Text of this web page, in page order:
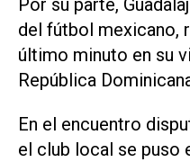
Por su parte,
del fútbol mexicano,
último minuto en su
República
En el encuentro
el club local se puso